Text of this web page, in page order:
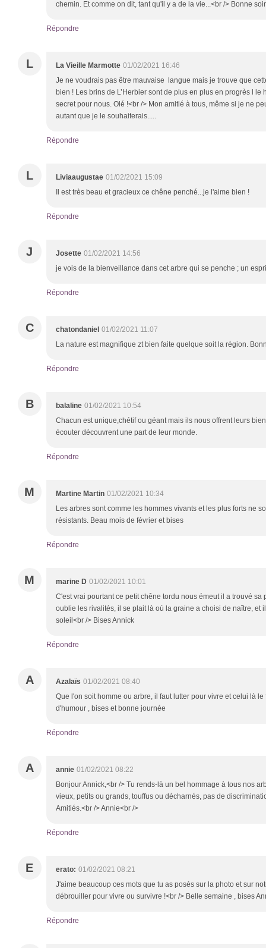
chemin. Et comme on dit, tant qu'il y a de la vie...<br /> Bonne
Répondre
L La Vieille Marmotte 01/02/2021 16:46
Je ne voudrais pas être mauvaise langue mais je trouve que
bien ! Les brins de L’Herbier sont de plus en plus en progrès l le
secret pour nous. Olé !<br /> Mon amitié à tous, même si je ne
autant que je le souhaiterais.....
Répondre
L Liviaaugustae 01/02/2021 15:09
Il est très beau et gracieux ce chêne penché...je l'aime bien !
Répondre
J Josette 01/02/2021 14:56
je vois de la bienveillance dans cet arbre qui se penche ; un
Répondre
C chatondaniel 01/02/2021 11:07
La nature est magnifique zt bien faite quelque soit la région.
Répondre
B balaline 01/02/2021 10:54
Chacun est unique,chétif ou géant mais ils nous offrent leurs
écouter découvrent une part de leur monde.
Répondre
M Martine Martin 01/02/2021 10:34
Les arbres sont comme les hommes vivants et les plus forts ne
résistants. Beau mois de février et bises
Répondre
M marine D 01/02/2021 10:01
C'est vrai pourtant ce petit chêne tordu nous émeut il a trouvé
oublie les rivalités, il se plait là où la graine a choisi de naître, et
soleil<br /> Bises Annick
Répondre
A Azalaïs 01/02/2021 08:40
Que l'on soit homme ou arbre, il faut lutter pour vivre et celui là
d'humour , bises et bonne journée
Répondre
A annie 01/02/2021 08:22
Bonjour Annick,<br /> Tu rends-là un bel hommage à tous nos
vieux, petits ou grands, touffus ou décharnés, pas de
Amitiés.<br /> Annie<br />
Répondre
E erato: 01/02/2021 08:21
J'aime beaucoup ces mots que tu as posés sur la photo et sur
débrouiller pour vivre ou survivre !<br /> Belle semaine , bises
Répondre